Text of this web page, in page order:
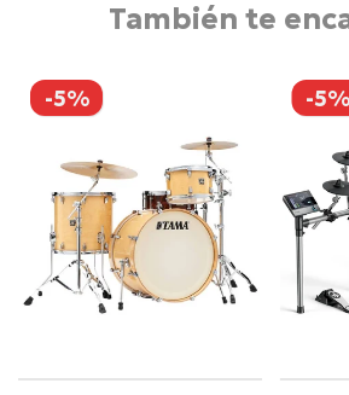
También te
-5% -5%